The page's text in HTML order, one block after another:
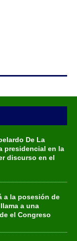
De La
presidencial en la
discurso en el
a la posesión de
a una
el Congreso